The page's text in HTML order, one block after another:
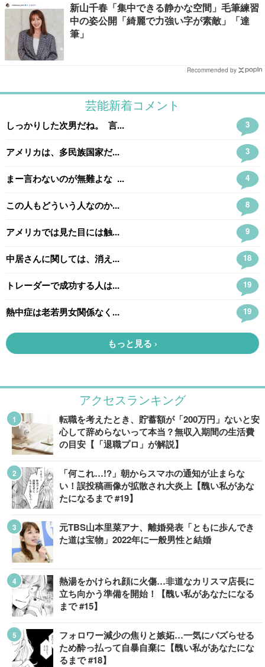
新山千春「集中できる静かな空間」毛筆練習
中の姿公開「綺麗で力強い字が素敵」「達
筆」
Recommended by
アクセスランキング
転職を考えたとき、貯蓄額が「200万円」ないと安
心して辞めらないって本当？無収入期間の生活費
の目安【「退職プロ」が解説】
「何これ…!?」朝からスマホの通知が止まらな
い！誤投稿画像が拡散され大炎上【醜い私があな
たになるまで #19】
元TBS山本里菜アナ、離婚発表「ともに歩んでき
た道は宝物」2022年に一般男性と結婚
熱湯をかけられ顔に火傷…非道なカリスマ店長に
立ち向かう準備を開始！【醜い私があなたになる
まで #15】
フォロワー減少の焦りと嫉妬…一気にバズらせる
ため酔っ払って自暴自棄に【醜い私があなたにな
るまで #18】